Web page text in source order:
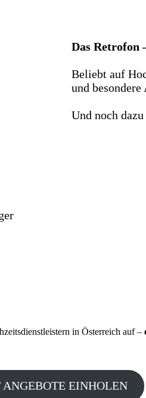
Das Retrofon
Beliebt auf
und
Und noch
in Österreich auf –
ANGEBOTE EINHOLEN